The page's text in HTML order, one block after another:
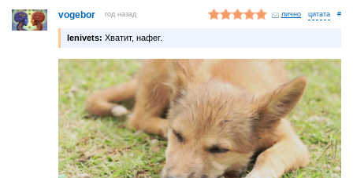
vogebor год назад лично #
lenivets: Хватит, нафег.